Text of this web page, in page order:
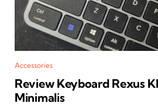
Accessories
Review Keyboard Rexus
Minimalis